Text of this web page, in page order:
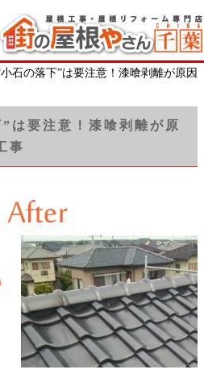
石の落下”は要注意！漆喰剥離が原因
は要注意！漆喰剥離が原
事